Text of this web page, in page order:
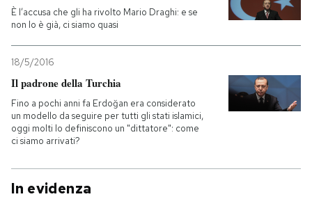
È l’accusa che gli ha rivolto Mario Draghi: e se
non lo è già, ci siamo quasi
18/5/2016
Il padrone della Turchia
Fino a pochi anni fa Erdoğan era considerato
un modello da seguire per tutti gli stati islamici,
oggi molti lo definiscono un "dittatore": come
ci siamo arrivati?
In evidenza